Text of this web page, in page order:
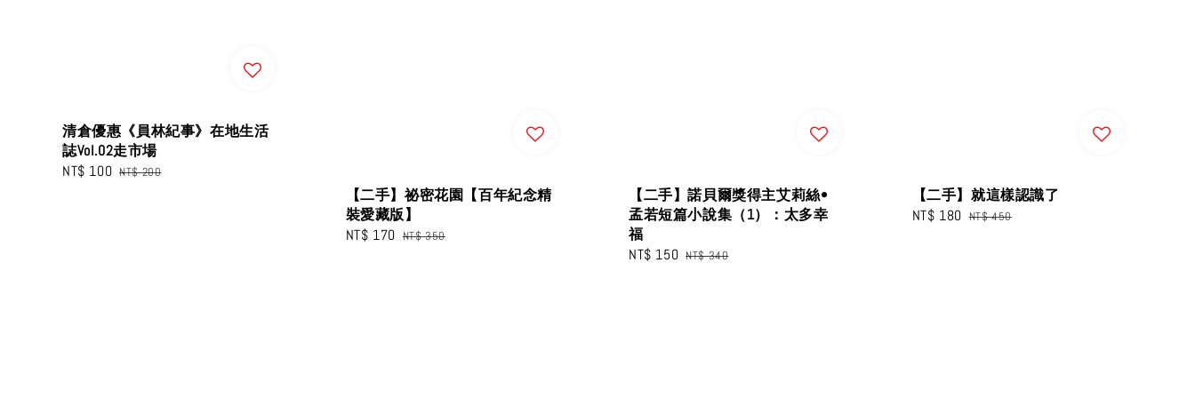
清倉優惠《員林紀事》在地生活
誌Vol.02走市場
Sale
NT$ 100 Regular
NT$ 200
【二手】祕密花園【百年紀念精
裝愛藏版】
Sale
NT$ 170 Regular
NT$ 350
【二手】諾貝爾獎得主艾莉絲•
孟若短篇小說集（1）：太多幸
福
Sale
NT$ 150 Regular
NT$ 340
【二手】就這樣認識了
Sale
NT$ 180 Regular
NT$ 450